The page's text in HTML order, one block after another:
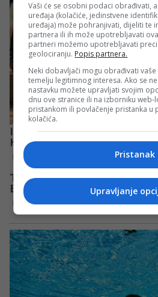
Vaši će se osobni podaci obrađivati,
uređaja (kolačiće, jedinstvene
uređaja) može pohranjivati, dijeliti te
partnera ili ih može upotrebljavati
partneri možemo upotrebljavati
geolociranju. Popis partnera.
Neki dobavljači mogu obrađivati
temelju legitimnog interesa. Ako se
nastavku možete upravljati svojim
dnu ove stranice ili na izborniku web-
pristankom ili povlačenje pristanka u
kolačića.
Pristanak
Upravljanje